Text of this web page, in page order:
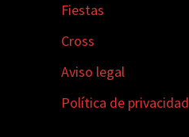
Fiestas
Cross
Aviso legal
Política de privacidad